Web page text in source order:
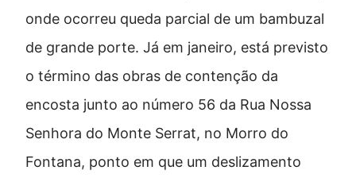
onde ocorreu queda parcial de um bambuzal
de grande porte. Já em janeiro, está previsto
o término das obras de contenção da
encosta junto ao número 56 da Rua Nossa
Senhora do Monte Serrat, no Morro do
Fontana, ponto em que um deslizamento